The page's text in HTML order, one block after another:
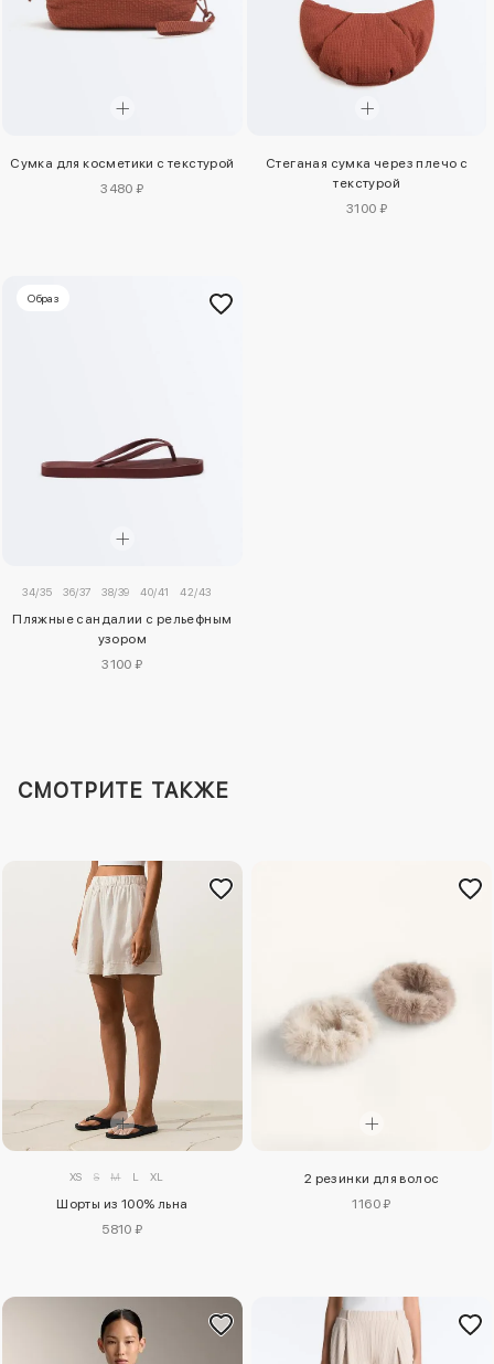
Сумка для косметики с текстурой
3480 ₽
Стеганая сумка через плечо с
текстурой
3100 ₽
Образ
34/35 36/37 38/39 40/41 42/43
Пляжные сандалии с рельефным
узором
3100 ₽
СМОТРИТЕ ТАКЖЕ
XS S M L XL
Шорты из 100% льна
5810 ₽
2 резинки для волос
1160 ₽